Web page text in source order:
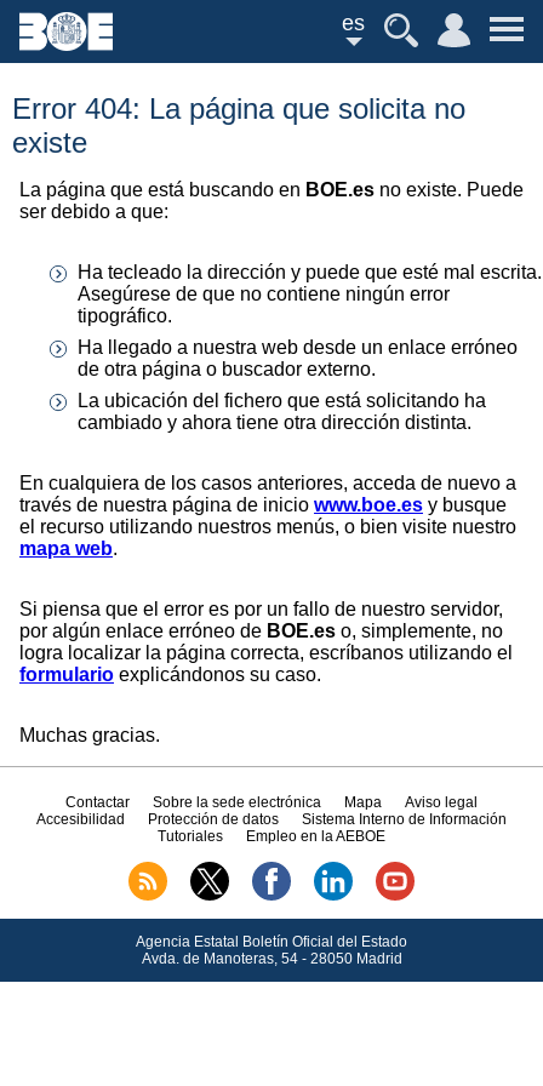
es
Error 404: La página que solicita no
existe
La página que está buscando en BOE.es no existe. Puede
ser debido a que:
Ha tecleado la dirección y puede que esté mal escrita.
Asegúrese de que no contiene ningún error
tipográfico.
Ha llegado a nuestra web desde un enlace erróneo
de otra página o buscador externo.
La ubicación del fichero que está solicitando ha
cambiado y ahora tiene otra dirección distinta.
En cualquiera de los casos anteriores, acceda de nuevo a
través de nuestra página de inicio www.boe.es y busque
el recurso utilizando nuestros menús, o bien visite nuestro
mapa web.
Si piensa que el error es por un fallo de nuestro servidor,
por algún enlace erróneo de BOE.es o, simplemente, no
logra localizar la página correcta, escríbanos utilizando el
formulario explicándonos su caso.
Muchas gracias.
Contactar Sobre la sede electrónica Mapa
Aviso legal
Accesibilidad
Protección de datos
Sistema Interno de Información
Tutoriales
Empleo en la AEBOE
Agencia Estatal Boletín Oficial del Estado
Avda.de Manoteras, 54 - 28050 Madrid